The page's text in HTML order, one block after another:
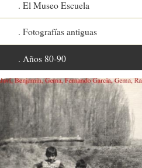
El Museo Escuela
Fotografías antiguas
Años 80-90